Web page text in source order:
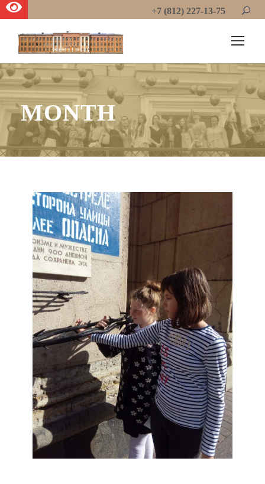
+7 (812) 227-13-75
MONTH